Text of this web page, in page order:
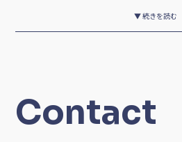
アートディレクション
Windows LINE
Facebookメッ
Twitter Facebook
▼ 続きを読む
Contact